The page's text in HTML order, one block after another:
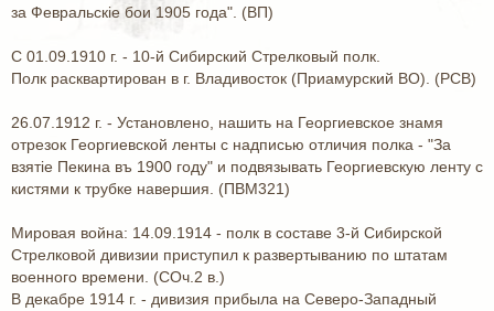
за Февральскiе бои 1905 года". (ВП)
С 01.09.1910 г. - 10-й Сибирский Стрелковый полк.
Полк расквартирован в г. Владивосток (Приамурский ВО). (РСВ)
26.07.1912 г. - Установлено, нашить на Георгиевское знамя
отрезок Георгиевской ленты с надписью отличия полка - "За
взятiе Пекина въ 1900 году" и подвязывать Георгиевскую ленту с
кистями к трубке навершия. (ПВМ321)
Мировая война: 14.09.1914 - полк в составе 3-й Сибирской
Стрелковой дивизии приступил к развертыванию по штатам
военного времени. (СОч.2 в.)
В декабре 1914 г. - дивизия прибыла на Северо-Западный